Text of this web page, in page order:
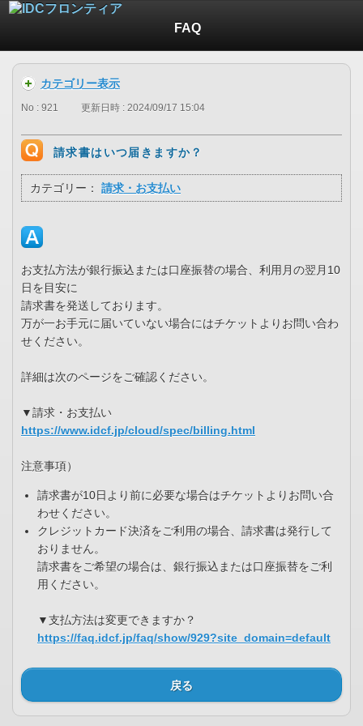
FAQ
カテゴリー表示
No : 921 更新日時 : 2024/09/17 15:04
請求書はいつ届きますか？
カテゴリー： 請求・お支払い
お支払方法が銀行振込または口座振替の場合、利用月の翌月10
日を目安に
請求書を発送しております。
万が一お手元に届いていない場合にはチケットよりお問い合わ
せください。
詳細は次のページをご確認ください。
▼請求・お支払い
https://www.idcf.jp/cloud/spec/billing.html
注意事項）
請求書が10日より前に必要な場合はチケットよりお問い合
わせください。
クレジットカード決済をご利用の場合、請求書は発行して
おりません。
請求書をご希望の場合は、銀行振込または口座振替をご利
用ください。
▼支払方法は変更できますか？
https://faq.idcf.jp/faq/show/929?site_domain=default
戻る